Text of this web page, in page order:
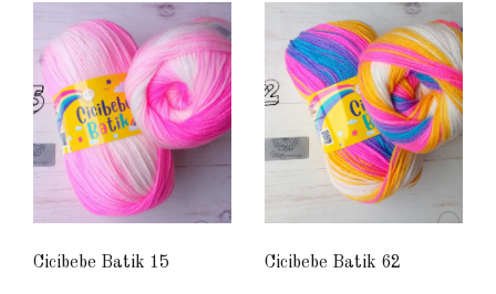
Cicibebe Batik 15 Cicibebe Batik 62